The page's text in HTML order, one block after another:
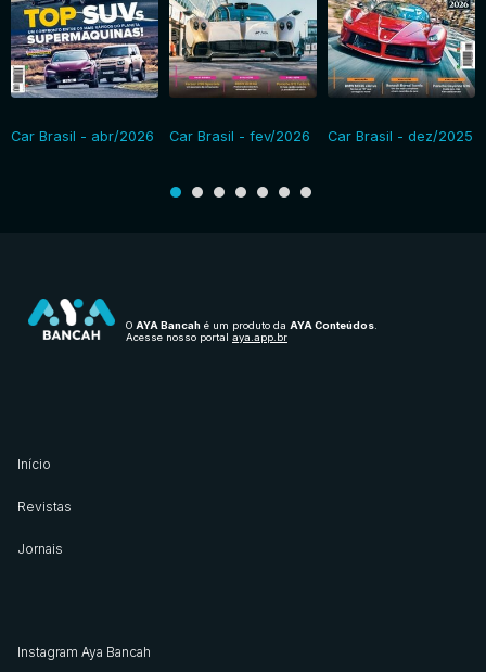
Car Brasil - abr/2026 Car Brasil - fev/2026 Car Brasil - dez/2025
O AYA Bancah é um produto da AYA Conteúdos
Acesse nosso portal aya.app.br
Início
Revistas
Jornais
Instagram Aya Bancah